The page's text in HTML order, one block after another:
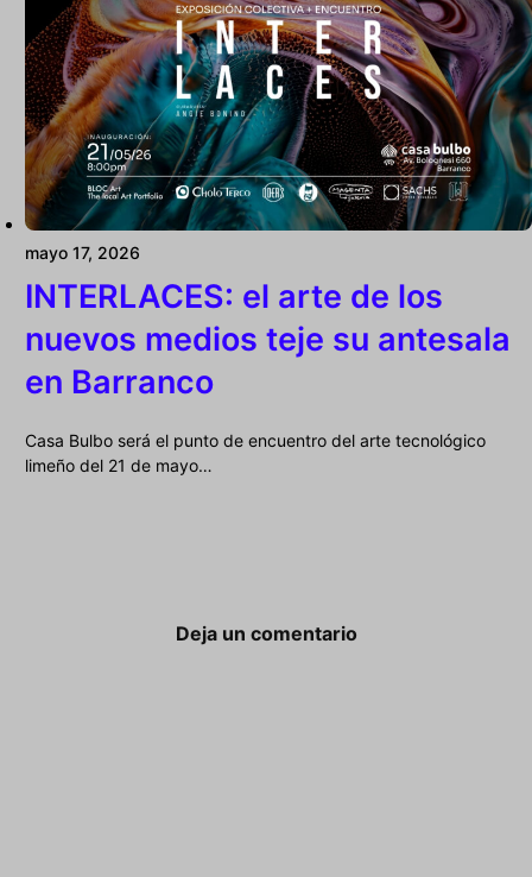
mayo 17, 2026
INTERLACES: el arte de los
nuevos medios teje su antesala
en Barranco
Casa Bulbo será el punto de encuentro del arte tecnológico
limeño del 21 de mayo…
Deja un comentario